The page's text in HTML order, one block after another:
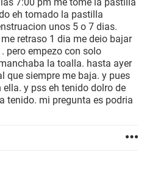
eh tomado la pastilla
unos 5 o 7 dias.
retraso 1 dia me deio bajar
pero empezo con solo
la toalla. hasta ayer
que siempre me baja. y pues
y pss eh tenido dolro de
tenido. mi pregunta es podria